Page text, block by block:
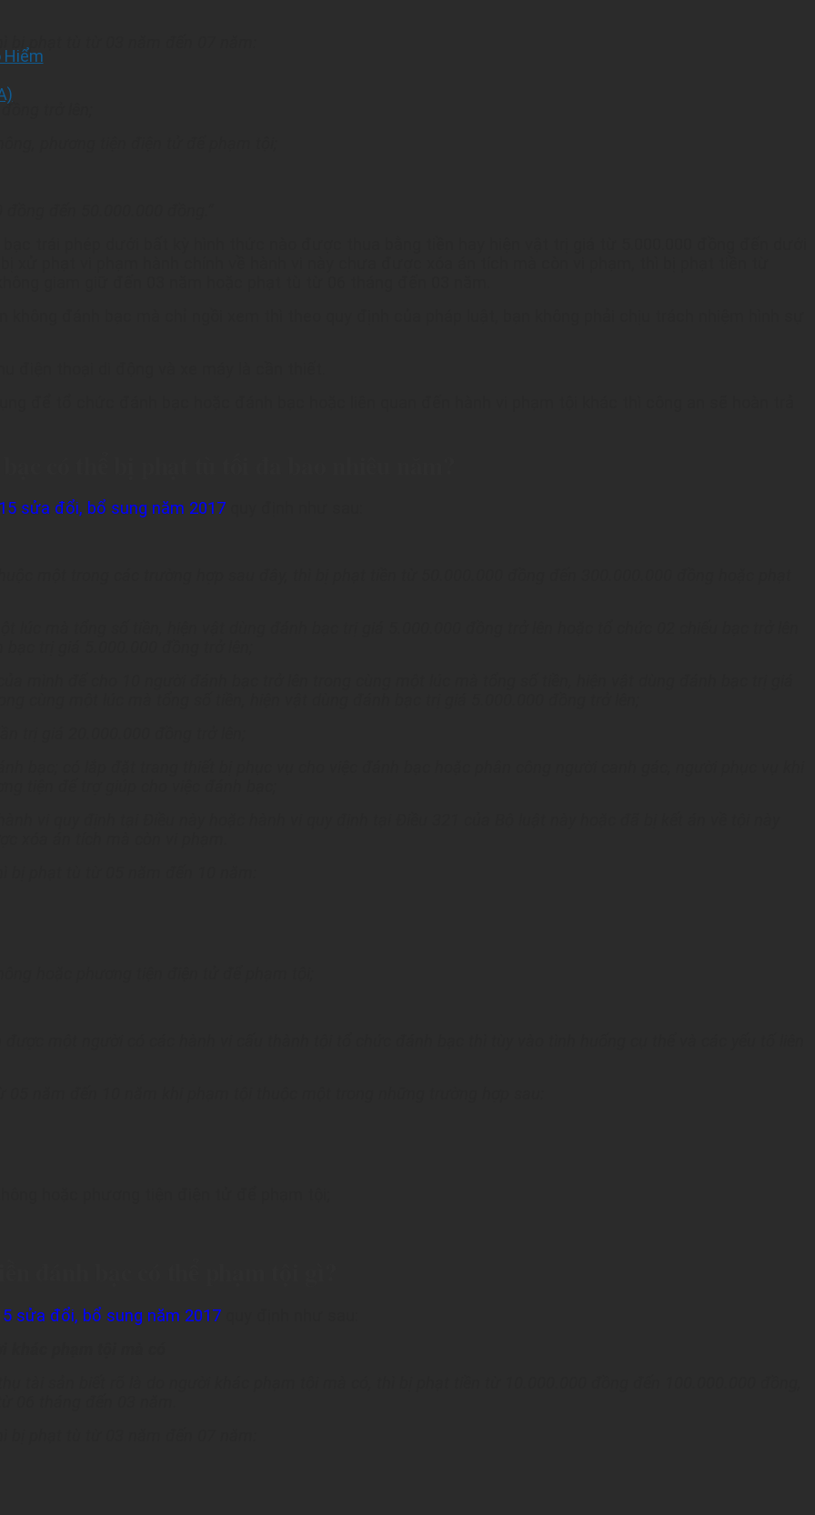
Hiểm
bị phạt tù từ 03 năm đến 07 năm:
trở lên;
phương tiện điện tử để phạm tội;
trái phép dưới bất kỳ hình thức nào được thua bằng tiền hay hiện vật trị giá từ 5.000.000 đồng đến dưới
xử phạt vi phạm hành chính về hành vi này chưa được xóa án tích mà còn vi phạm, thì bị phạt tiền từ
giam giữ đến 03 năm hoặc phạt tù từ 06 tháng đến 03 năm.
không đánh bạc mà chỉ ngồi xem thì theo quy định của pháp luật, bạn không phải chịu trách nhiệm hình sự
điện thoại di động và xe máy là cần thiết.
có thể bị phạt tù tối đa bao nhiêu năm?
sửa đổi, bổ sung năm 2017
một trong các trường hợp sau đây, thì bị phạt tiền từ 50.000.000 đồng đến 300.000.000 đồng hoặc phạt
lúc mà tổng số tiền, hiện vật dùng đánh bạc trị giá 5.000.000 đồng trở lên hoặc tổ chức 02 chiếu bạc trở lên
trị giá 5.000.000 đồng trở lên;
mình để cho 10 người đánh bạc trở lên trong cùng một lúc mà tổng số tiền, hiện vật dùng đánh bạc trị giá
cùng một lúc mà tổng số tiền, hiện vật dùng đánh bạc trị giá 5.000.000 đồng trở lên;
trị giá 20.000.000 đồng trở lên;
bạc; có lắp đặt trang thiết bị phục vụ cho việc đánh bạc hoặc phân công người canh gác, người phục vụ khi
tiện để trợ giúp cho việc đánh bạc;
vi quy định tại Điều này hoặc hành vi quy định tại Điều 321 của Bộ luật này hoặc đã bị kết án về tội này
xóa án tích mà còn vi phạm.
bị phạt tù từ 05 năm đến 10 năm:
hoặc phương tiện điện tử để phạm tội;
một người có các hành vi cấu thành tội tổ chức đánh bạc thì tùy vào tình huống cụ thể và các yếu tố liên
sửa đổi, bổ sung năm 2017